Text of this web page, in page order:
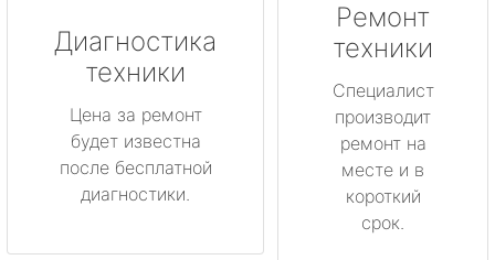
Диагностика
техники
Цена за ремонт
будет известна
после бесплатной
диагностики.
Ремонт
техники
Специалист
производит
ремонт на
месте и в
короткий
срок.